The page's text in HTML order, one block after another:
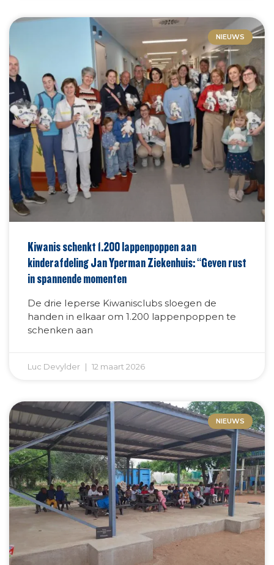
NIEUWS
Kiwanis schenkt 1.200 lappenpoppen aan
kinderafdeling Jan Yperman Ziekenhuis: “Geven rust
in spannende momenten
De drie Ieperse Kiwanisclubs sloegen de
handen in elkaar om 1.200 lappenpoppen te
schenken aan
Luc Devylder 12 maart 2026
NIEUWS